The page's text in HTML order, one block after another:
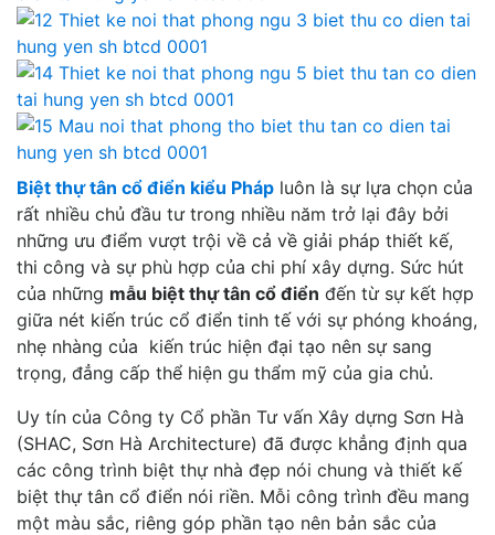
Biệt thự tân cổ điển kiểu Pháp luôn là sự lựa chọn của
rất nhiều chủ đầu tư trong nhiều năm trở lại đây bởi
những ưu điểm vượt trội về cả về giải pháp thiết kế,
thi công và sự phù hợp của chi phí xây dựng. Sức hút
của những mẫu biệt thự tân cổ điển đến từ sự kết hợp
giữa nét kiến trúc cổ điển tinh tế với sự phóng khoáng,
nhẹ nhàng của kiến trúc hiện đại tạo nên sự sang
trọng, đẳng cấp thể hiện gu thẩm mỹ của gia chủ.
Uy tín của Công ty Cổ phần Tư vấn Xây dựng Sơn Hà
(SHAC, Sơn Hà Architecture) đã được khẳng định qua
các công trình biệt thự nhà đẹp nói chung và thiết kế
biệt thự tân cổ điển nói riền. Mỗi công trình đều mang
một màu sắc, riêng góp phần tạo nên bản sắc của